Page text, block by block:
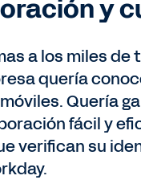
y
a los miles
quería
Quería
fácil y
verifican su